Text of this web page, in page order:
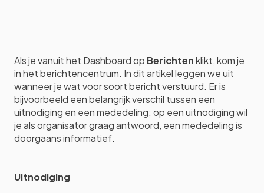
Als je vanuit het Dashboard op Berichtenklikt, kom je
in het berichtencentrum. In dit artikel leggen we uit
wanneer je wat voor soort bericht verstuurd. Er is
bijvoorbeeld een belangrijk verschil tussen een
uitnodiging en een mededeling; op een uitnodiging wil
je als organisator graag antwoord, een mededeling is
doorgaans informatief.
Uitnodiging